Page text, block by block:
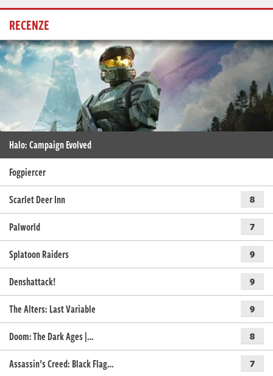
RECENZE
Halo: Campaign Evolved
Fogpiercer
Scarlet Deer Inn
8
Palworld 7
Splatoon Raiders 9
Denshattack! 9
The Alters: Last Variable 9
Doom: The Dark Ages |… 8
Assassin’s Creed: Black Flag… 7